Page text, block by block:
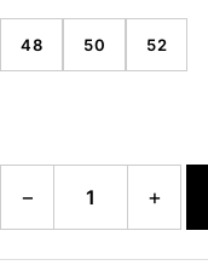
48 50 52
− +